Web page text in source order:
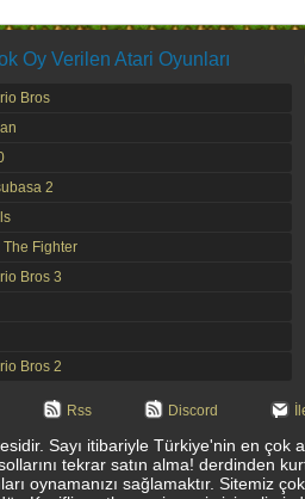
Oy Verilen Atari Oyunları
Bros
2
The Fighter
Bros 3
Bros 2
Rss Discord
Sayı itibariyle Türkiye'nin en çok
tekrar satın alma! derdinden
oynamanızı sağlamaktır. Sitemiz